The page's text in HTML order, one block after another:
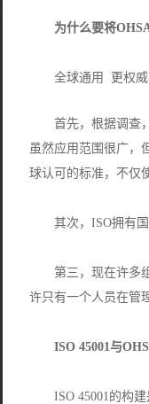
为什么要将
全球通用 更权
首先，根据调查
虽然应用范围很广，
球认可的标准，不仅
其次，ISO拥有
第三，现在许多
许只有一个人员在管
ISO 45001与
ISO 45001的构